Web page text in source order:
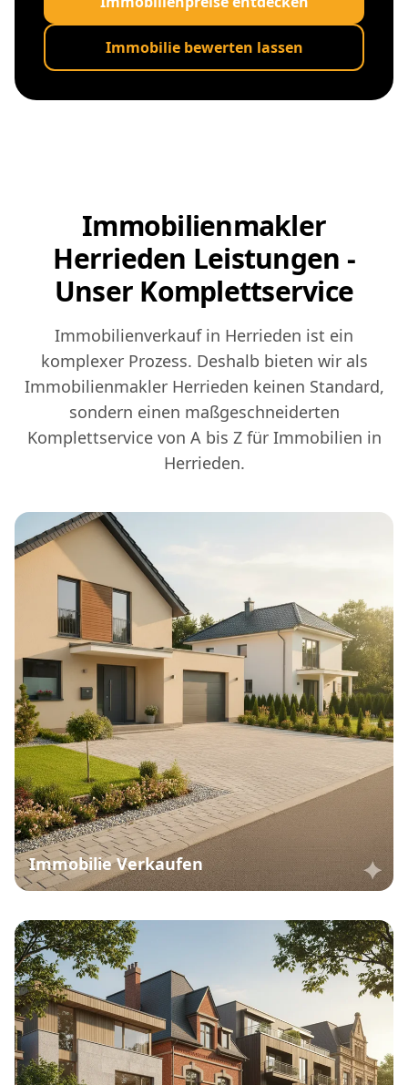
Immobilie bewerten lassen
Immobilienmakler
Herrieden Leistungen -
Unser Komplettservice
Immobilienverkauf in Herrieden ist ein
komplexer Prozess. Deshalb bieten wir als
Immobilienmakler Herrieden keinen Standard,
sondern einen maßgeschneiderten
Komplettservice von A bis Z für Immobilien in
Herrieden.
Immobilie Verkaufen